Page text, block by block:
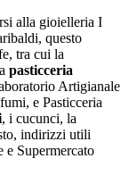
alla gioielleria I
questo
tra cui la
pasticceria
Artigianale
e Pasticceria
, i cucunci, la
indirizzi utili
e Supermercato